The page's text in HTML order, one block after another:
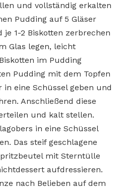
und vollständig erkalten
Pudding auf 5 Gläser
je 1-2 Biskotten zerbrechen
Glas legen, leicht
im Pudding
Pudding mit dem Topfen
eine Schüssel geben und
Anschließend diese
und kalt stellen.
in eine Schüssel
Das steif geschlagene
mit Sterntülle
aufdressieren.
nach Belieben auf dem